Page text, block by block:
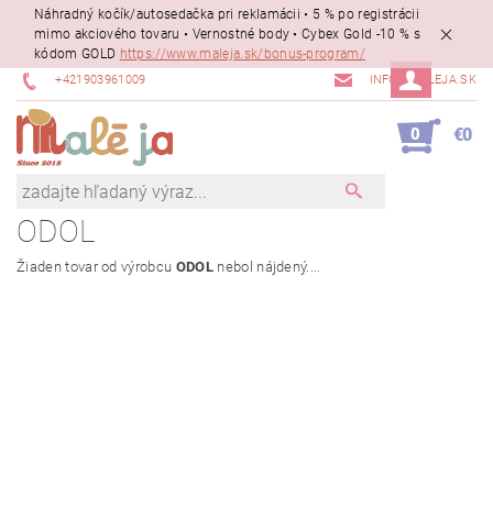
Náhradný kočík/autosedačka pri reklamácii • 5 % po registrácii
mimo akciového tovaru • Vernostné body • Cybex Gold -10 % s
kódom GOLD https://www.maleja.sk/bonus-program/
+421903961009 INFO@MALEJA.SK
0 €0
ODOL
Žiaden tovar od výrobcu ODOLnebol nájdený....